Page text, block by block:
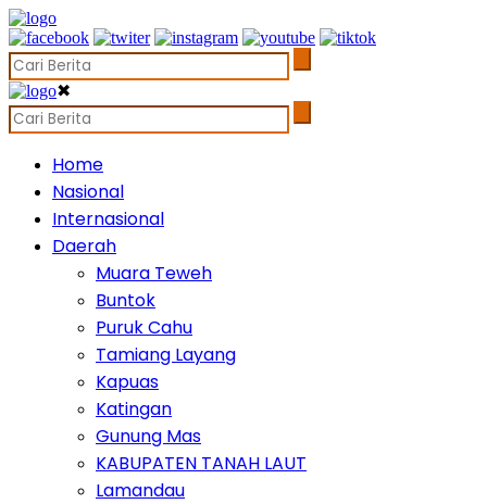
✖
Home
Nasional
Internasional
Daerah
Muara Teweh
Buntok
Puruk Cahu
Tamiang Layang
Kapuas
Katingan
Gunung Mas
KABUPATEN TANAH LAUT
Lamandau